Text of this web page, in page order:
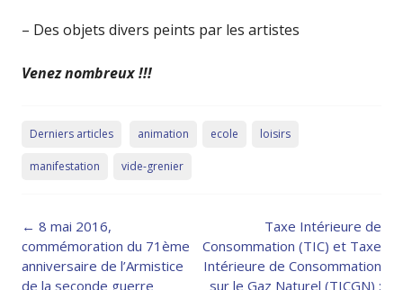
– Des objets divers peints par les artistes
Venez nombreux !!!
Derniers articles animation ecole loisirs
manifestation vide-grenier
Post
navigation
← 8 mai 2016,
commémoration du 71ème
anniversaire de l’Armistice
de la seconde guerre
Taxe Intérieure de
Consommation (TIC) et Taxe
Intérieure de Consommation
sur le Gaz Naturel (TICGN) :